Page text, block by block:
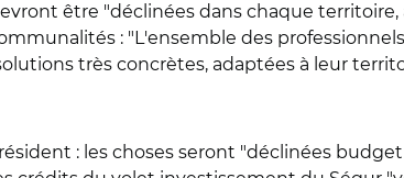
être "déclinées dans chaque
: "L'ensemble des
très concrètes, adaptées à leur
: les choses seront "déclinées